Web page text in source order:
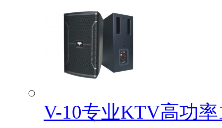
V-10专业KTV高功